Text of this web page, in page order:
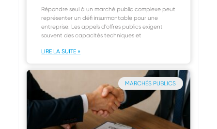
Répondre seul à un marché public complexe peut
représenter un défi insurmontable pour une
entreprise. Les appels d’offres publics exigent
souvent des capacités techniques et
LIRE LA SUITE »
MARCHÉS PUBLICS